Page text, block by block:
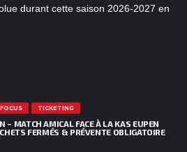
durant cette saison 2026-2027 en
FOCUS TICKETING
– MATCH AMICAL FACE À LA KAS EUPEN
FERMÉS & PRÉVENTE OBLIGATOIRE